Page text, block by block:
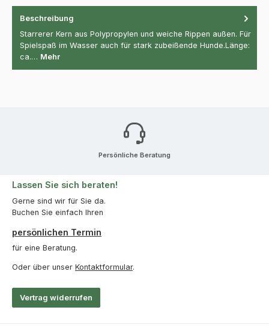
Beschreibung
Starrerer Kern aus Polypropylen und weiche Rippen außen. Für
Spielspaß im Wasser auch für stark zubeißende Hunde.Länge:
ca.… Mehr
Persönliche Beratung
Lassen Sie sich beraten!
Gerne sind wir für Sie da.
Buchen Sie einfach Ihren
persönlichen Termin
für eine Beratung.
Oder über unser Kontaktformular.
Vertrag widerrufen